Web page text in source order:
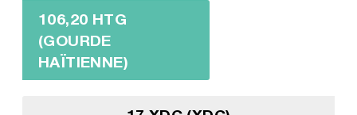
106,20 HTG
(GOURDE
HAÏTIENNE)